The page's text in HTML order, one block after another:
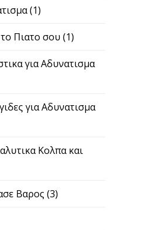
(1)
Πιατο σου (1)
για Αδυνατισμα
για Αδυνατισμα
Κολπα και
Βαρος (3)